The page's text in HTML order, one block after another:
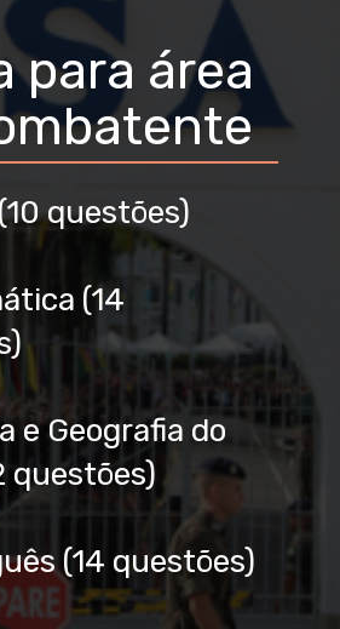
questões)
(14
e Geografia do
questões)
(14 questões)
para área